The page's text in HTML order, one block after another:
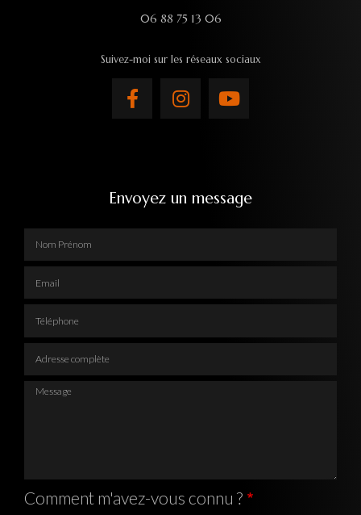
06 88 75 13 06
Suivez-moi sur les réseaux sociaux
Envoyez un message
Message
Comment m'avez-vous connu ?